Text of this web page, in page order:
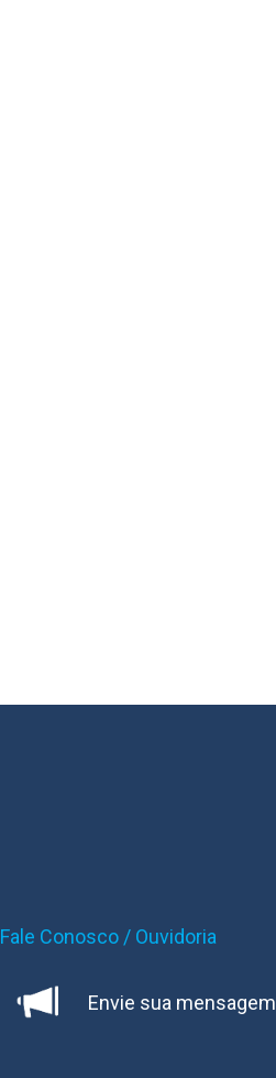
Fale Conosco / Ouvidoria
Envie sua mensagem